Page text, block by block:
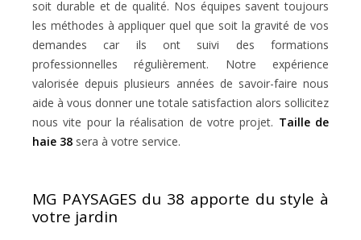
soit durable et de qualité. Nos équipes savent toujours
les méthodes à appliquer quel que soit la gravité de vos
demandes car ils ont suivi des formations
professionnelles régulièrement. Notre expérience
valorisée depuis plusieurs années de savoir-faire nous
aide à vous donner une totale satisfaction alors sollicitez
nous vite pour la réalisation de votre projet. Taille de
haie 38 sera à votre service.
MG PAYSAGES du 38 apporte du style à
votre jardin